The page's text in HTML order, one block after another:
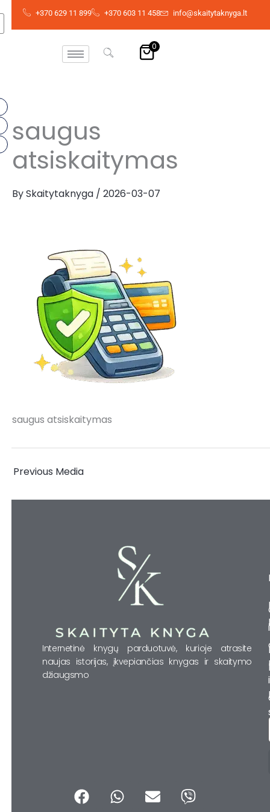
+370 629 11 899 +370 603 11 458 info@skaitytaknyga.lt
0
saugus
atsiskaitymas
BySkaitytaknyga / 2026-03-07
saugus atsiskaitymas
Previous Media
Internetinė knygų parduotuvė, kurioje atrasite
naujas istorijas, įkvepiančias knygas ir skaitymo
džiaugsmo
F W E V